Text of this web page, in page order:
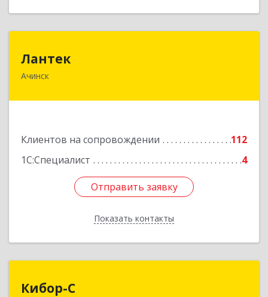
Лантек
Ачинск
Клиентов на сопровождении
112
1С:Специалист
4
Отправить заявку
Показать контакты
Отправить заявку
Назад
Кибор-С